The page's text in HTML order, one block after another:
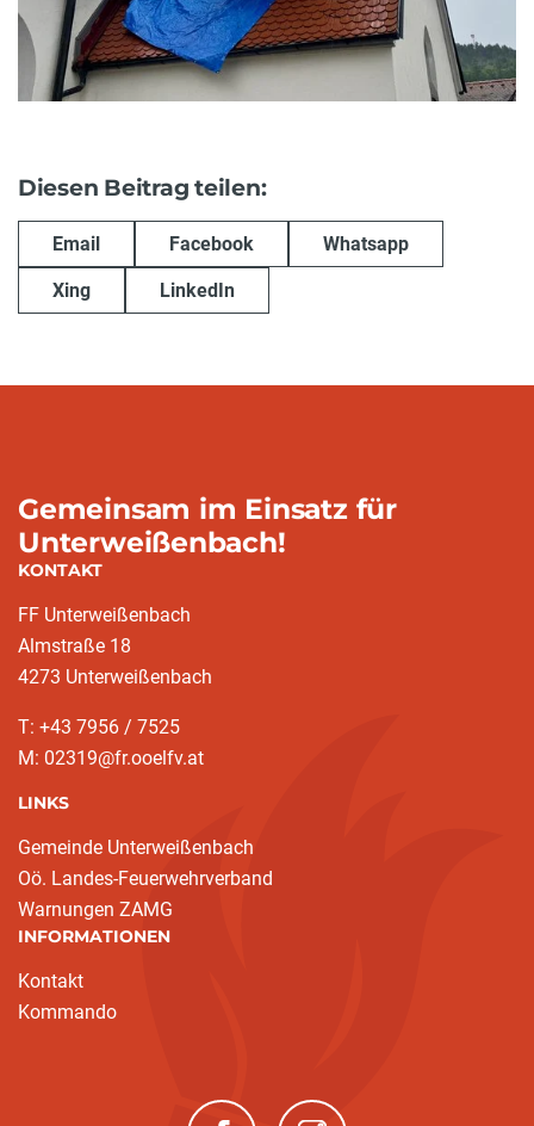
Diesen Beitrag teilen:
Email Facebook Whatsapp
Xing LinkedIn
Gemeinsam im Einsatz für
Unterweißenbach!
KONTAKT
FF Unterweißenbach
Almstraße 18
4273 Unterweißenbach
T: +43 7956 / 7525
M: 02319@fr.ooelfv.at
LINKS
Gemeinde Unterweißenbach
Oö. Landes-Feuerwehrverband
Warnungen ZAMG
INFORMATIONEN
Kontakt
Kommando